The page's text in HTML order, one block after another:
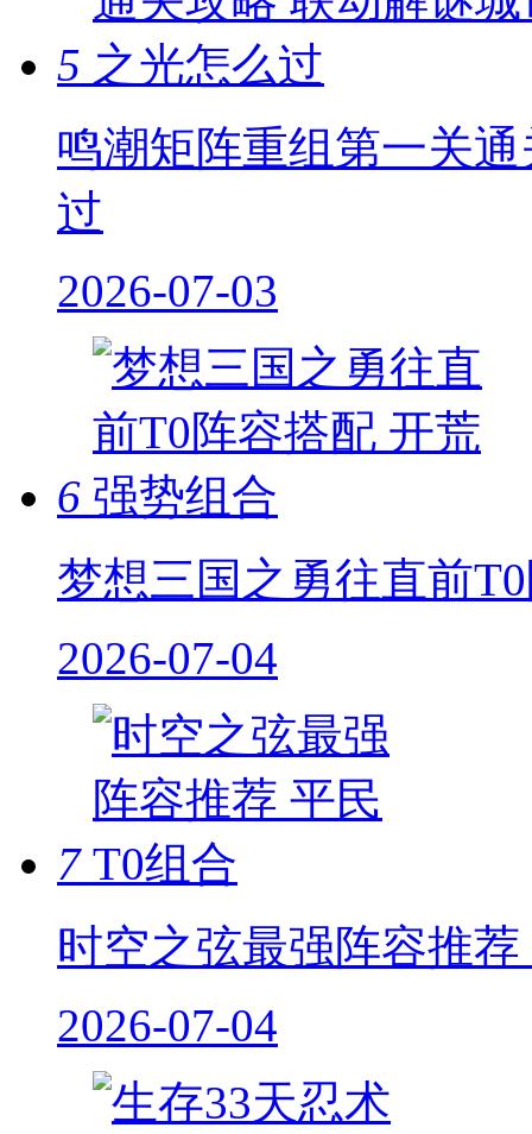
5
鸣潮矩阵重组第一关
过
2026-07-03
6
梦想三国之勇往直前
2026-07-04
7
时空之弦最强阵容推
2026-07-04